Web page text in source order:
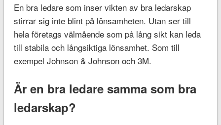
En bra ledare som inser vikten av bra ledarskap
stirrar sig inte blint på lönsamheten. Utan ser till
hela företags välmående som på lång sikt kan leda
till stabila och långsiktiga lönsamhet. Som till
exempel Johnson & Johnson och 3M.
Är en bra ledare samma som bra
ledarskap?